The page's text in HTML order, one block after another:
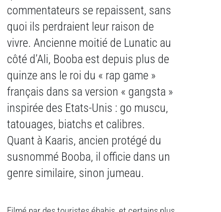
commentateurs se repaissent, sans
quoi ils perdraient leur raison de
vivre. Ancienne moitié de Lunatic au
côté d’Ali, Booba est depuis plus de
quinze ans le roi du « rap game »
français dans sa version « gangsta »
inspirée des Etats-Unis : go muscu,
tatouages, biatchs et calibres.
Quant à Kaaris, ancien protégé du
susnommé Booba, il officie dans un
genre similaire, sinon jumeau.